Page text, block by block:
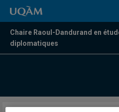
Chaire Raoul-Dandurand en
diplomatiques